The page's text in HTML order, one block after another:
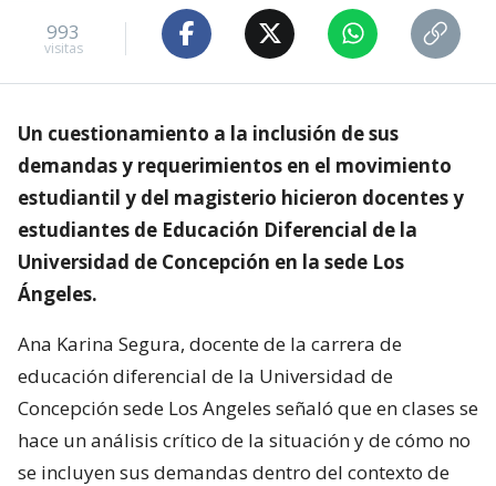
993
visitas
Un cuestionamiento a la inclusión de sus
demandas y requerimientos en el movimiento
estudiantil y del magisterio hicieron docentes y
estudiantes de Educación Diferencial de la
Universidad de Concepción en la sede Los
Ángeles.
Ana Karina Segura, docente de la carrera de
educación diferencial de la Universidad de
Concepción sede Los Angeles señaló que en clases se
hace un análisis crítico de la situación y de cómo no
se incluyen sus demandas dentro del contexto de